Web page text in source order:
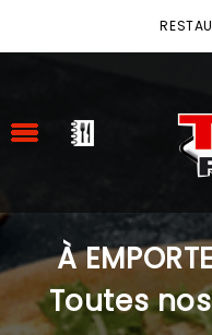
ACCUEIL
LA CARTE
À
Toutes